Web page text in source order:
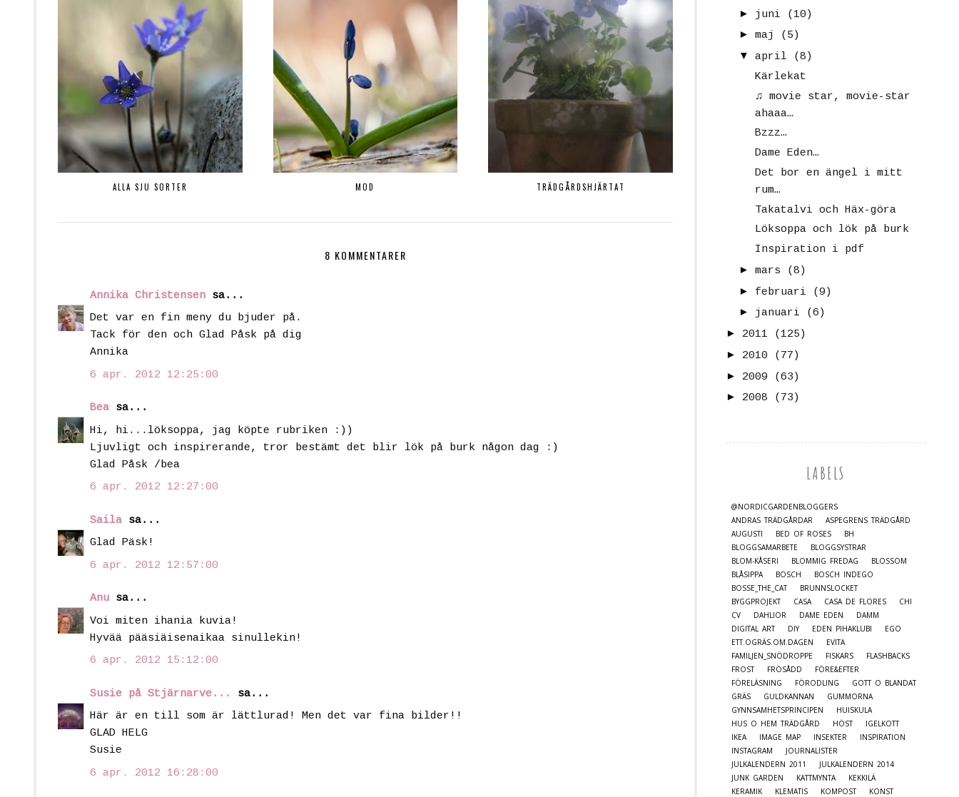
ALLA SJU SORTER MOD TRÄDGÅRDSHJÄRTAT
8 KOMMENTARER
Annika Christensen sa...
Det var en fin meny du bjuder på.
Tack för den och Glad Påsk på dig
Annika
6 apr. 2012 12:25:00
Bea sa...
Hi, hi...löksoppa, jag köpte rubriken :))
Ljuvligt och inspirerande, tror bestämt det blir lök på burk någon dag :)
Glad Påsk /bea
6 apr. 2012 12:27:00
Saila sa...
Glad Päsk!
6 apr. 2012 12:57:00
Anu sa...
Voi miten ihania kuvia!
Hyvää pääsiäisenaikaa sinullekin!
6 apr. 2012 15:12:00
Susie på Stjärnarve...
sa...
Här är en till som är lättlurad! Men det var fina bilder!!
GLAD HELG
Susie
6 apr. 2012 16:28:00
► juni
(10)
► maj
(5)
▼
april
(8)
Kärlekat
♫ movie star, movie-star
ahaaa…
Bzzz…
Dame Eden…
Det bor en ängel i mitt
rum…
Takatalvi och Häx-göra
Löksoppa och lök på burk
Inspiration i pdf
► mars
(8)
► februari
(9)
► januari
(6)
► 2011
(125)
► 2010
(77)
► 2009
(63)
► 2008 (73)
LABELS
@NORDICGARDENBLOGGERS
ANDRAS TRÄDGÅRDAR
ASPEGRENS TRÄDGÅRD
AUGUSTI
BED OF ROSES
BH
BLOGGSAMARBETE
BLOGGSYSTRAR
BLOM-KÅSERI
BLOMMIG FREDAG
BLOSSOM
BLÅSIPPA
BOSCH
BOSCH INDEGO
BOSSE_THE_CAT
BRUNNSLOCKET
BYGGPROJEKT
CASA CASA DE FLORES
CHI
CV
DAHLIOR DAME EDEN
DAMM
DIGITAL ART
DIY EDEN PIHAKLUBI
EGO
ETT.OGRÄS.OM.DAGEN
EVITA
FAMILJEN_SNÖDROPPE
FISKARS
FLASHBACKS
FROST
FRÖSÅDD
FÖRE&EFTER
FÖRELÄSNING
FÖRODLING
GOTT O BLANDAT
GRÄS
GULDKANNAN
GUMMORNA
GYNNSAMHETSPRINCIPEN
HUISKULA
HUS O HEM TRÄDGÅRD
HÖST
IGELKOTT
IKEA
IMAGE MAP INSEKTER
INSPIRATION
INSTAGRAM
JOURNALISTER
JULKALENDERN 2011
JULKALENDERN 2014
JUNK GARDEN
KATTMYNTA
KEKKILÄ
KERAMIK
KLEMATIS KOMPOST KONST